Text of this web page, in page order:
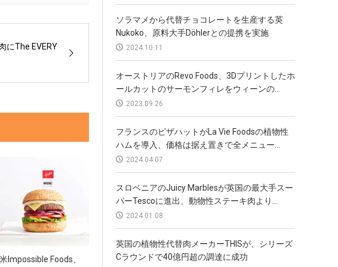
にThe EVERY
米Impossible Foods、
ソラマメから代替チョコレートを生産する英
Nukoko、原料大手Döhlerとの提携を実施
2024.10.11
オーストリアのRevo Foods、3Dプリントしたホ
ールカットのサーモンフィレをウィーンの...
2023.09.26
フランスのピザハットがLa Vie Foodsの植物性
ハムを導入、価格は据え置きで全メニュー...
2024.04.07
スロベニアのJuicy Marblesが英国の最大手スー
パーTescoに進出、動物性ステーキ肉より...
2024.01.08
英国の植物性代替肉メーカーTHISが、シリーズ
Cラウンドで40億円超の調達に成功